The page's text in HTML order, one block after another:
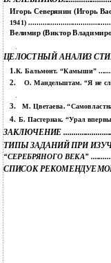
Игорь Северянин (Игорь
1941)
Велимир (Виктор
ЦЕЛОСТНЫЙ АНАЛИЗ
1.К. Бальмонт. “Камыши”
2. О. Мандельштам. “Я не
3. М. Цветаева.
4. Б. Пастернак. “Урал
ЗАКЛЮЧЕНИЕ
ТИПЫ ЗАДАНИЙ ПРИ
“СЕРЕБРЯНОГО ВЕКА”
СПИСОК